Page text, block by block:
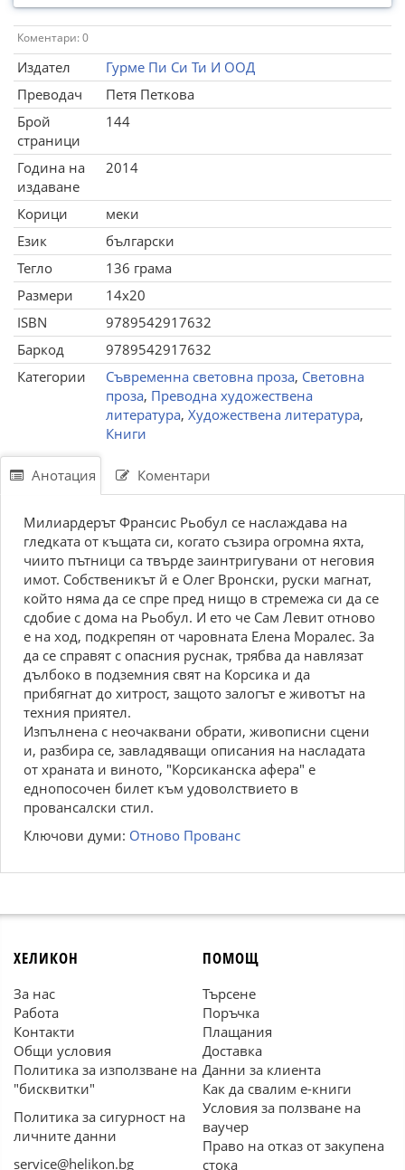
Коментари: 0
Издател
Гурме Пи Си Ти И ООД
Преводач
Петя Петкова
Брой
страници
144
Година на
издаване
2014
Корици
меки
Език
български
Тегло
136 грама
Размери
14x20
ISBN
9789542917632
Баркод
9789542917632
Категории
Съвременна световна проза, Световна
проза, Преводна художествена
литература, Художествена литература,
Книги
Анотация Коментари
Милиардерът Франсис Рьобул се наслаждава на
гледката от къщата си, когато съзира огромна яхта,
чиито пътници са твърде заинтригувани от неговия
имот. Собственикът й е Олег Вронски, руски магнат,
който няма да се спре пред нищо в стремежа си да се
сдобие с дома на Рьобул. И ето че Сам Левит отново
е на ход, подкрепян от чаровната Елена Моралес. За
да се справят с опасния руснак, трябва да навлязат
дълбоко в подземния свят на Корсика и да
прибягнат до хитрост, защото залогът е животът на
техния приятел.
Изпълнена с неочаквани обрати, живописни сцени
и, разбира се, завладяващи описания на насладата
от храната и виното, "Корсиканска афера" е
еднопосочен билет към удоволствието в
провансалски стил.
Ключови думи: Отново Прованс
ХЕЛИКОН
За нас
Работа
Контакти
Общи условия
Политика за използване на
"бисквитки"
Политика за сигурност на
личните данни
service@helikon.bg
ПОМОЩ
Търсене
Поръчка
Плащания
Доставка
Данни за клиента
Как да свалим е-книги
Условия за ползване на
ваучер
Право на отказ от закупена
стока